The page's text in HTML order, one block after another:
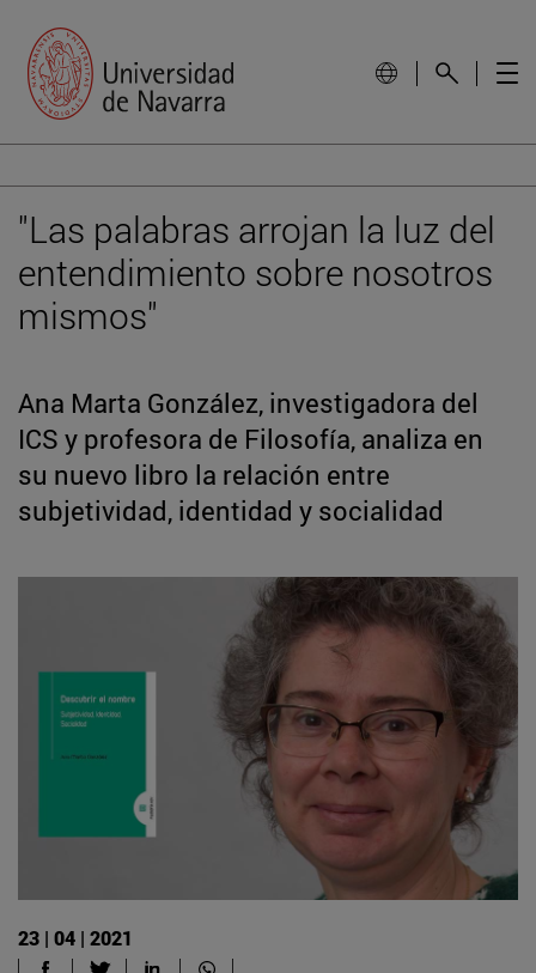
"Las palabras arrojan la luz del
entendimiento sobre nosotros
mismos"
Ana Marta González, investigadora del
ICS y profesora de Filosofía, analiza en
su nuevo libro la relación entre
subjetividad, identidad y socialidad
23 | 04 | 2021